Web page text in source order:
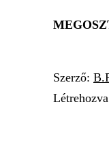
Szerző: